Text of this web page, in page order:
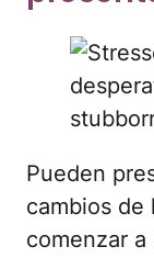
Pueden
cambios de
comenzar